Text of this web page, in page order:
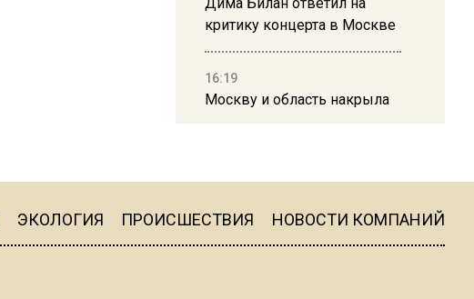
критику концерта в Москве
16:19
Москву и область накрыла
ограничат движение на
ЭКОЛОГИЯ ПРОИСШЕСТВИЯ НОВОСТИ КОМПАНИЙ